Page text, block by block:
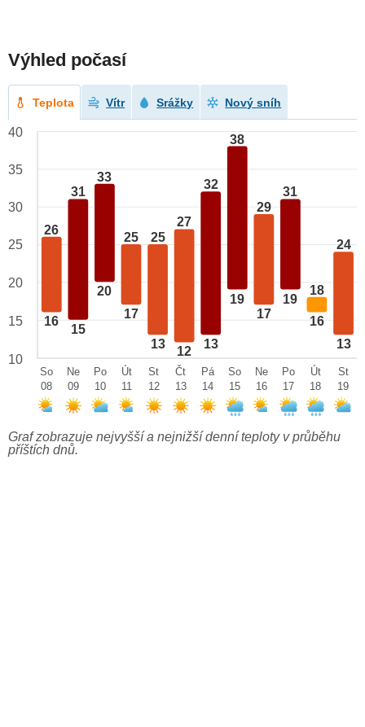
Výhled počasí
Teplota Vítr Srážky Nový sníh
26
16
31
15
33
20
25
17
25
13
27
12
32
13
38
19
29
17
31
19
18
16
24
13
40
35
30
25
20
15
10
So
08
Ne
09
Po
10
Út
11
St
12
Čt
13
Pá
14
So
15
Ne
16
Po
17
Út
18
St
19
Graf zobrazuje nejvyšší a nejnižší denní teploty v průběhu
příštích dnů.